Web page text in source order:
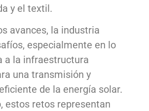
y el textil.
avances, la industria
especialmente en lo
a la infraestructura
una transmisión y
de la energía solar.
estos retos representan